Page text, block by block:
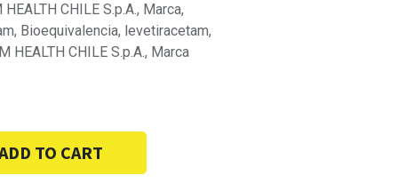
CHILE S.p.A., Marca,
Bioequivalencia, levetiracetam,
HEALTH CHILE S.p.A., Marca
TO CART